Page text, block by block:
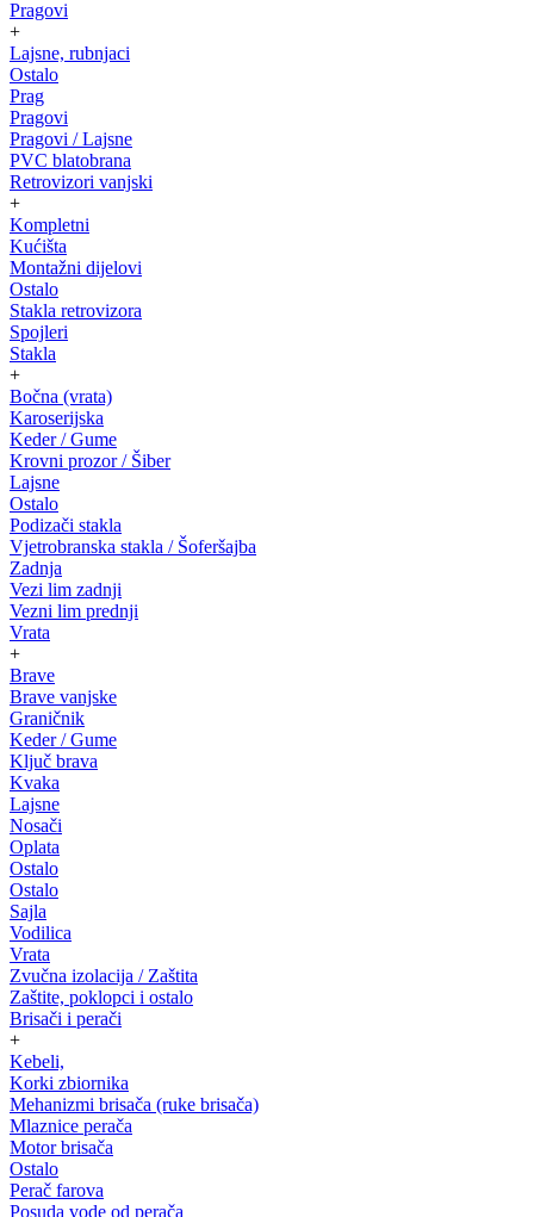
Pragovi
+
Lajsne, rubnjaci
Ostalo
Prag
Pragovi
Pragovi / Lajsne
PVC blatobrana
Retrovizori vanjski
+
Kompletni
Kućišta
Montažni dijelovi
Ostalo
Stakla retrovizora
Spojleri
Stakla
+
Bočna (vrata)
Karoserijska
Keder / Gume
Krovni prozor / Šiber
Lajsne
Ostalo
Podizači stakla
Vjetrobranska stakla / Šoferšajba
Zadnja
Vezi lim zadnji
Vezni lim prednji
Vrata
+
Brave
Brave vanjske
Graničnik
Keder / Gume
Ključ brava
Kvaka
Lajsne
Nosači
Oplata
Ostalo
Ostalo
Sajla
Vodilica
Vrata
Zvučna izolacija / Zaštita
Zaštite, poklopci i ostalo
Brisači i perači
+
Kebeli,
Korki zbiornika
Mehanizmi brisača (ruke brisača)
Mlaznice perača
Motor brisača
Ostalo
Perač farova
Posuda vode od perača